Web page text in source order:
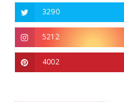
3290
5212
4002